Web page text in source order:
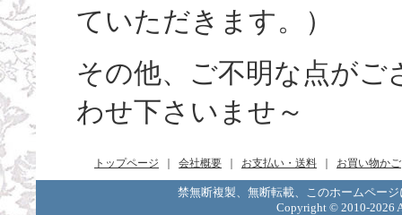
ていただきます。）
その他、ご不明な点が
わせ下さいませ～
トップページ 会社概要 お支払い・送料 お買い物かご
禁無断複製、無断転載、このホームペー
Copyright © 2010-2026